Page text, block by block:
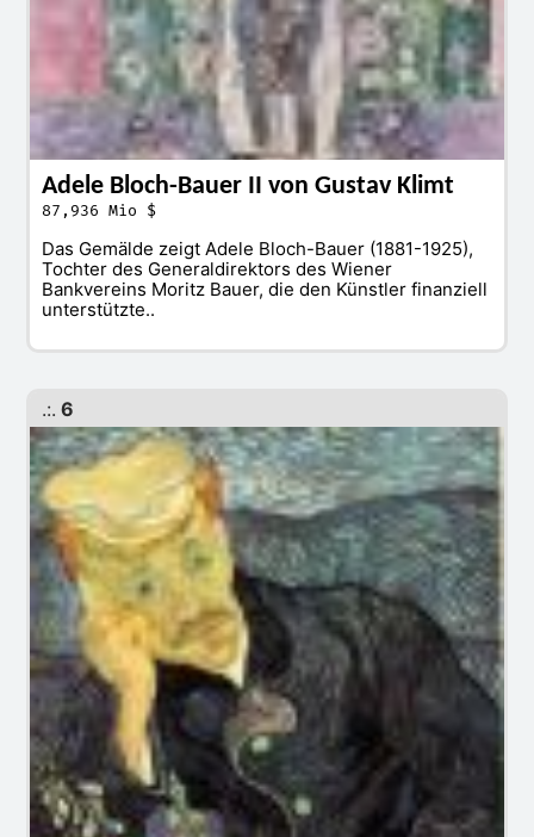
Adele Bloch-Bauer II von Gustav Klimt
87,936 Mio $
Das Gemälde zeigt Adele Bloch-Bauer (1881-1925),
Tochter des Generaldirektors des Wiener
Bankvereins Moritz Bauer, die den Künstler finanziell
unterstützte..
.:. 6